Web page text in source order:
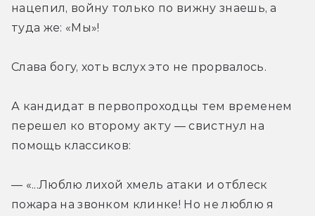
нацепил, войну только по вижну знаешь, а
туда же: «Мы»!
Слава богу, хоть вслух это не прорвалось.
А кандидат в первопроходцы тем временем
перешел ко второму акту — свистнул на
помощь классиков:
— «...Люблю лихой хмель атаки и отблеск
пожара на звонком клинке! Но не люблю я